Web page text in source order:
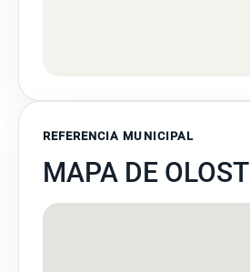
REFERENCIA MUNICIPAL
MAPA DE OLOST